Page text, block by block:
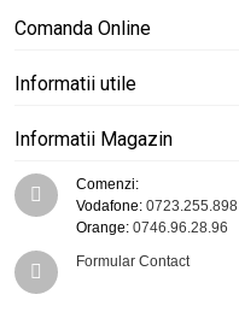
Comanda Online
Informatii utile
Informatii Magazin
Comenzi:
Vodafone: 0723.255.898
Orange: 0746.96.28.96
Formular Contact